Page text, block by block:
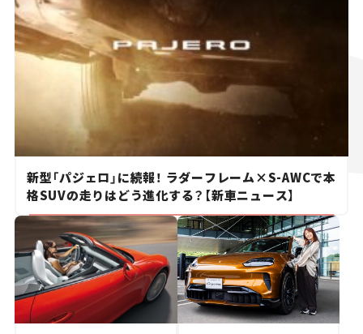
新型「パジェロ」に続報！ ラダーフレーム×S-AWCで本
格SUVの走りはどう進化する？【新車ニュース】